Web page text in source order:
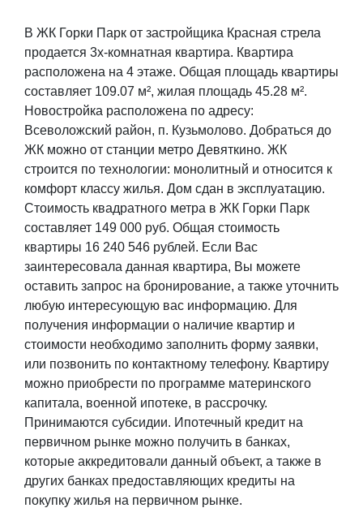
В ЖК Горки Парк от застройщика Красная стрела
продается 3х-комнатная квартира. Квартира
расположена на 4 этаже. Общая площадь квартиры
составляет 109.07 м², жилая площадь 45.28 м².
Новостройка расположена по адресу:
Всеволожский район, п. Кузьмолово. Добраться до
ЖК можно от станции метро Девяткино. ЖК
строится по технологии: монолитный и относится к
комфорт классу жилья. Дом сдан в эксплуатацию.
Стоимость квадратного метра в ЖК Горки Парк
составляет 149 000 руб. Общая стоимость
квартиры 16 240 546 рублей. Если Вас
заинтересовала данная квартира, Вы можете
оставить запрос на бронирование, а также уточнить
любую интересующую вас информацию. Для
получения информации о наличие квартир и
стоимости необходимо заполнить форму заявки,
или позвонить по контактному телефону. Квартиру
можно приобрести по программе материнского
капитала, военной ипотеке, в рассрочку.
Принимаются субсидии. Ипотечный кредит на
первичном рынке можно получить в банках,
которые аккредитовали данный объект, а также в
других банках предоставляющих кредиты на
покупку жилья на первичном рынке.